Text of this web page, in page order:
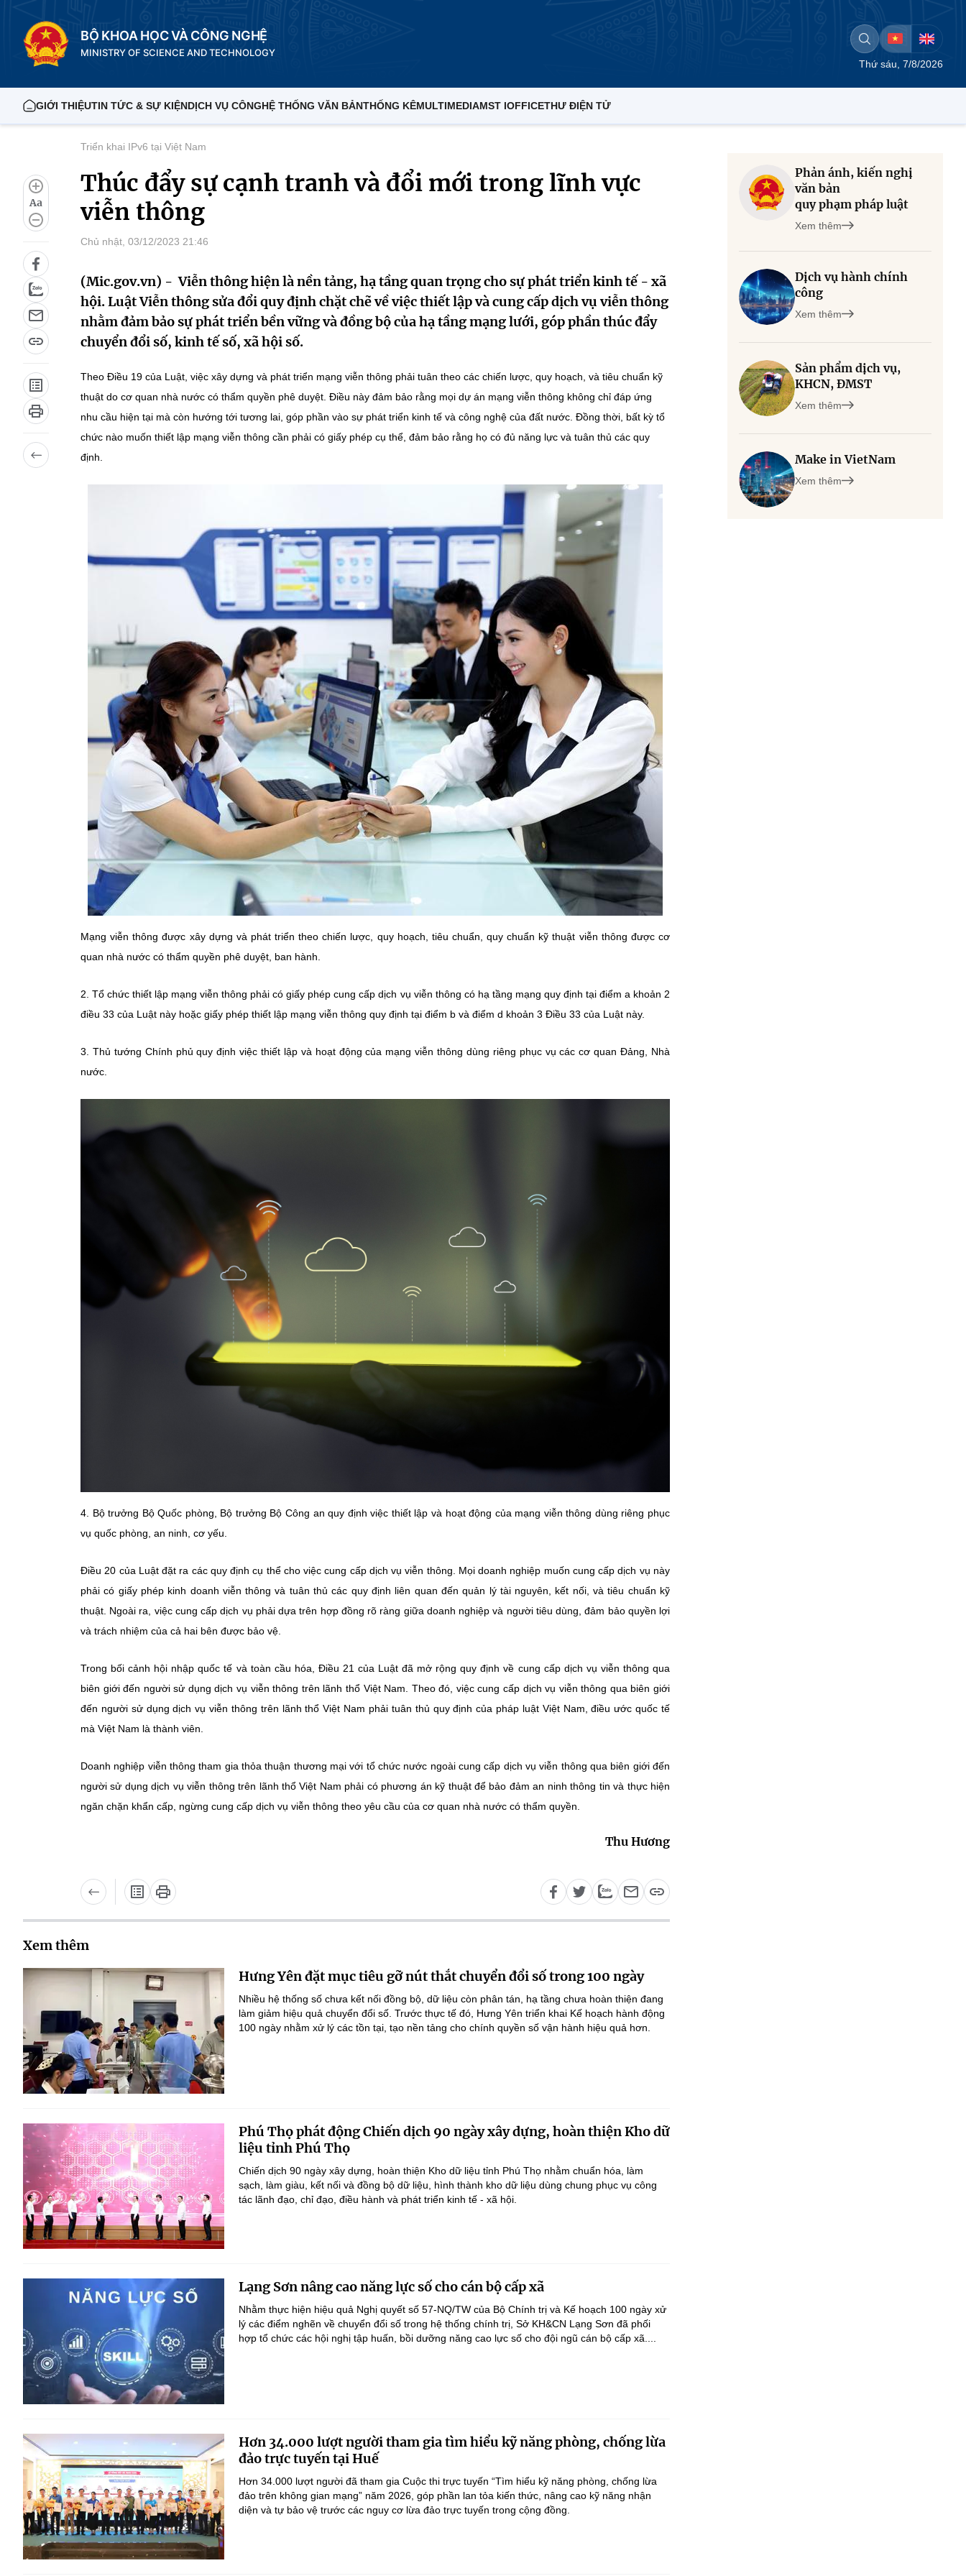
BỘ KHOA HỌC VÀ CÔNG NGHỆ
MINISTRY OF SCIENCE AND TECHNOLOGY
Thứ sáu, 7/8/2026
GIỚI THIỆUTIN TỨC & SỰ KIỆNDỊCH VỤ CÔNGHỆ THỐNG VĂN BẢNTHỐNG KÊMULTIMEDIAMST IOFFICETHƯ ĐIỆN TỬ
Aa
Triển khai IPv6 tại Việt Nam
Thúc đẩy sự cạnh tranh và đổi mới trong lĩnh vực
viễn thông
Chủ nhật, 03/12/2023 21:46
(Mic.gov.vn) - Viễn thông hiện là nền tảng, hạ tầng quan trọng cho sự phát triển kinh tế - xã
hội. Luật Viễn thông sửa đổi quy định chặt chẽ về việc thiết lập và cung cấp dịch vụ viễn thông
nhằm đảm bảo sự phát triển bền vững và đồng bộ của hạ tầng mạng lưới, góp phần thúc đẩy
chuyển đổi số, kinh tế số, xã hội số.
Theo Điều 19 của Luật, việc xây dựng và phát triển mạng viễn thông phải tuân theo các chiến lược, quy hoạch, và tiêu chuẩn kỹ
thuật do cơ quan nhà nước có thẩm quyền phê duyệt. Điều này đảm bảo rằng mọi dự án mạng viễn thông không chỉ đáp ứng
nhu cầu hiện tại mà còn hướng tới tương lai, góp phần vào sự phát triển kinh tế và công nghệ của đất nước. Đồng thời, bất kỳ tổ
chức nào muốn thiết lập mạng viễn thông cần phải có giấy phép cụ thể, đảm bảo rằng họ có đủ năng lực và tuân thủ các quy
định.
Mạng viễn thông được xây dựng và phát triển theo chiến lược, quy hoạch, tiêu chuẩn, quy chuẩn kỹ thuật viễn thông được cơ
quan nhà nước có thẩm quyền phê duyệt, ban hành.
2. Tổ chức thiết lập mạng viễn thông phải có giấy phép cung cấp dịch vụ viễn thông có hạ tầng mạng quy định tại điểm a khoản 2
điều 33 của Luật này hoặc giấy phép thiết lập mạng viễn thông quy định tại điểm b và điểm d khoản 3 Điều 33 của Luật này.
3. Thủ tướng Chính phủ quy định việc thiết lập và hoạt động của mạng viễn thông dùng riêng phục vụ các cơ quan Đảng, Nhà
nước.
4. Bộ trưởng Bộ Quốc phòng, Bộ trưởng Bộ Công an quy định việc thiết lập và hoạt động của mạng viễn thông dùng riêng phục
vụ quốc phòng, an ninh, cơ yếu.
Điều 20 của Luật đặt ra các quy định cụ thể cho việc cung cấp dịch vụ viễn thông. Mọi doanh nghiệp muốn cung cấp dịch vụ này
phải có giấy phép kinh doanh viễn thông và tuân thủ các quy định liên quan đến quản lý tài nguyên, kết nối, và tiêu chuẩn kỹ
thuật. Ngoài ra, việc cung cấp dịch vụ phải dựa trên hợp đồng rõ ràng giữa doanh nghiệp và người tiêu dùng, đảm bảo quyền lợi
và trách nhiệm của cả hai bên được bảo vệ.
Trong bối cảnh hội nhập quốc tế và toàn cầu hóa, Điều 21 của Luật đã mở rộng quy định về cung cấp dịch vụ viễn thông qua
biên giới đến người sử dụng dịch vụ viễn thông trên lãnh thổ Việt Nam. Theo đó, việc cung cấp dịch vụ viễn thông qua biên giới
đến người sử dụng dịch vụ viễn thông trên lãnh thổ Việt Nam phải tuân thủ quy định của pháp luật Việt Nam, điều ước quốc tế
mà Việt Nam là thành viên.
Doanh nghiệp viễn thông tham gia thỏa thuận thương mại với tổ chức nước ngoài cung cấp dịch vụ viễn thông qua biên giới đến
người sử dụng dịch vụ viễn thông trên lãnh thổ Việt Nam phải có phương án kỹ thuật để bảo đảm an ninh thông tin và thực hiện
ngăn chặn khẩn cấp, ngừng cung cấp dịch vụ viễn thông theo yêu cầu của cơ quan nhà nước có thẩm quyền.
Thu Hương
Xem thêm
Hưng Yên đặt mục tiêu gỡ nút thắt chuyển đổi số trong 100 ngày
Nhiều hệ thống số chưa kết nối đồng bộ, dữ liệu còn phân tán, hạ tầng chưa hoàn thiện đang
làm giảm hiệu quả chuyển đổi số. Trước thực tế đó, Hưng Yên triển khai Kế hoạch hành động
100 ngày nhằm xử lý các tồn tại, tạo nền tảng cho chính quyền số vận hành hiệu quả hơn.
Phú Thọ phát động Chiến dịch 90 ngày xây dựng, hoàn thiện Kho dữ
liệu tỉnh Phú Thọ
Chiến dịch 90 ngày xây dựng, hoàn thiện Kho dữ liệu tỉnh Phú Thọ nhằm chuẩn hóa, làm
sạch, làm giàu, kết nối và đồng bộ dữ liệu, hình thành kho dữ liệu dùng chung phục vụ công
tác lãnh đạo, chỉ đạo, điều hành và phát triển kinh tế - xã hội.
Lạng Sơn nâng cao năng lực số cho cán bộ cấp xã
Nhằm thực hiện hiệu quả Nghị quyết số 57-NQ/TW của Bộ Chính trị và Kế hoạch 100 ngày xử
lý các điểm nghẽn về chuyển đổi số trong hệ thống chính trị, Sở KH&CN Lạng Sơn đã phối
hợp tổ chức các hội nghị tập huấn, bồi dưỡng năng cao lực số cho đội ngũ cán bộ cấp xã....
Hơn 34.000 lượt người tham gia tìm hiểu kỹ năng phòng, chống lừa
đảo trực tuyến tại Huế
Hơn 34.000 lượt người đã tham gia Cuộc thi trực tuyến “Tìm hiểu kỹ năng phòng, chống lừa
đảo trên không gian mạng” năm 2026, góp phần lan tỏa kiến thức, nâng cao kỹ năng nhận
diện và tự bảo vệ trước các nguy cơ lừa đảo trực tuyến trong cộng đồng.
Phản ánh, kiến nghị
văn bản
quy phạm pháp luật
Xem thêm
Dịch vụ hành chính
công
Xem thêm
Sản phẩm dịch vụ,
KHCN, ĐMST
Xem thêm
Make in VietNam
Xem thêm